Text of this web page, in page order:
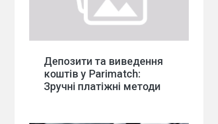
Депозити та виведення
коштів у Parimatch:
Зручні платіжні методи